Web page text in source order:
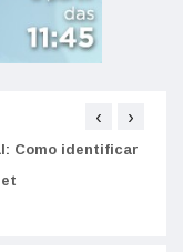
‹ ›